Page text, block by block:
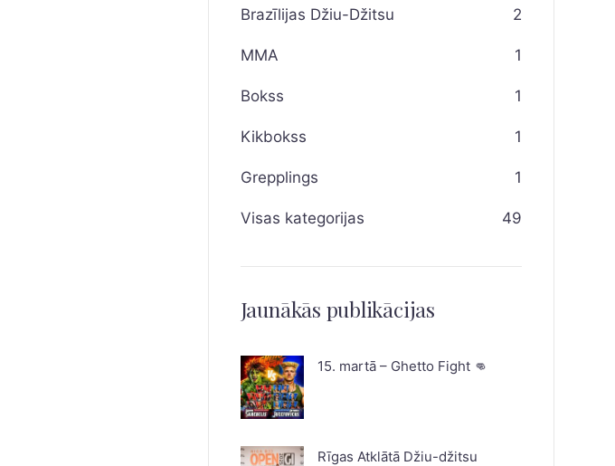
Brazīlijas Džiu-Džitsu 2
MMA 1
Bokss 1
Kikbokss 1
Grepplings 1
Visas kategorijas 49
Jaunākās publikācijas
15. martā – Ghetto Fight 👊
Rīgas Atklātā Džiu-džitsu